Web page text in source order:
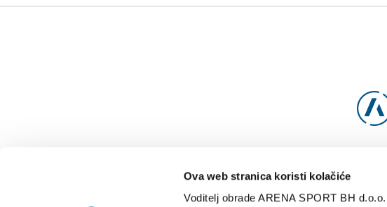
Ova web stranica koristi kolačiće
Voditelj obrade ARENA SPORT BH